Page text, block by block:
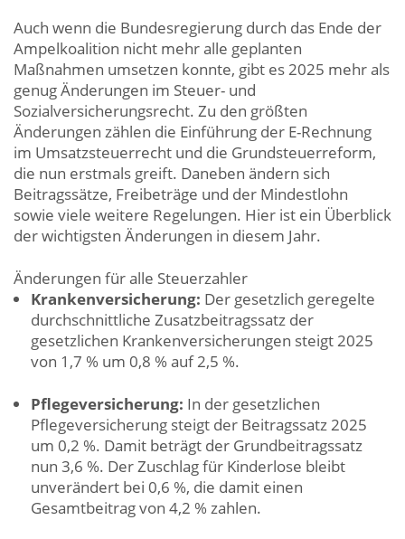
Auch wenn die Bundesregierung durch das Ende der
Ampelkoalition nicht mehr alle geplanten
Maßnahmen umsetzen konnte, gibt es 2025 mehr als
genug Änderungen im Steuer- und
Sozialversicherungsrecht. Zu den größten
Änderungen zählen die Einführung der E-Rechnung
im Umsatzsteuerrecht und die Grundsteuerreform,
die nun erstmals greift. Daneben ändern sich
Beitragssätze, Freibeträge und der Mindestlohn
sowie viele weitere Regelungen. Hier ist ein Überblick
der wichtigsten Änderungen in diesem Jahr.
Änderungen für alle Steuerzahler
Krankenversicherung: Der gesetzlich geregelte
durchschnittliche Zusatzbeitragssatz der
gesetzlichen Krankenversicherungen steigt 2025
von 1,7 % um 0,8 % auf 2,5 %.
Pflegeversicherung: In der gesetzlichen
Pflegeversicherung steigt der Beitragssatz 2025
um 0,2 %. Damit beträgt der Grundbeitragssatz
nun 3,6 %. Der Zuschlag für Kinderlose bleibt
unverändert bei 0,6 %, die damit einen
Gesamtbeitrag von 4,2 % zahlen.